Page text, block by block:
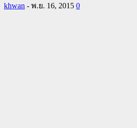
khwan - พ.ย. 16, 2015 0